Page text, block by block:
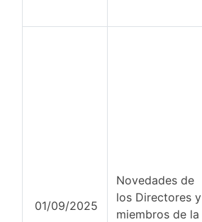
01/09/2025
Novedades de
los Directores y
miembros de la